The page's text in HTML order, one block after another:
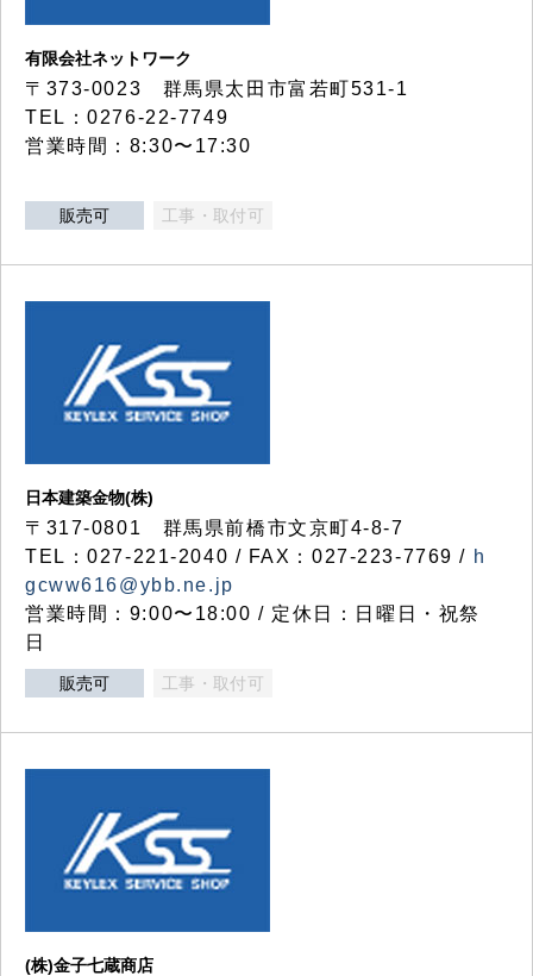
有限会社ネットワーク
〒373-0023 群馬県太田市富若町531-1
TEL：0276-22-7749
営業時間：8:30〜17:30
販売可 工事・取付可
日本建築金物(株)
〒317‐0801 群馬県前橋市文京町4-8-7
TEL：027-221-2040 / FAX：027-223-7769 / h
gcww616@ybb.ne.jp
営業時間：9:00〜18:00 / 定休日：日曜日・祝祭
日
販売可 工事・取付可
(株)金子七蔵商店